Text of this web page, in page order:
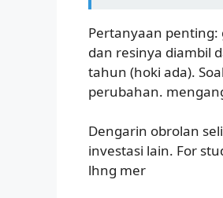
Pertanyaan penting:
dan resinya diambil
tahun (hoki ada).
perubahan.
Dengarin obrolan
investasi lain. For
lhng mer